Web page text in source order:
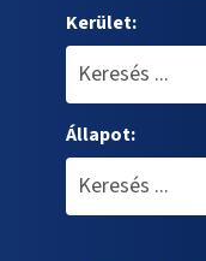
Kerület:
Állapot: